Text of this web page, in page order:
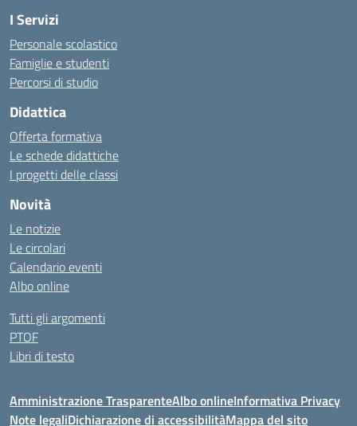
I Servizi
Personale scolastico
Famiglie e studenti
Percorsi di studio
Didattica
Offerta formativa
Le schede didattiche
I progetti delle classi
Novità
Le notizie
Le circolari
Calendario eventi
Albo online
Tutti gli argomenti
PTOF
Libri di testo
Amministrazione TrasparenteAlbo onlineInformativa Privacy
Note legaliDichiarazione di accessibilitàMappa del sito